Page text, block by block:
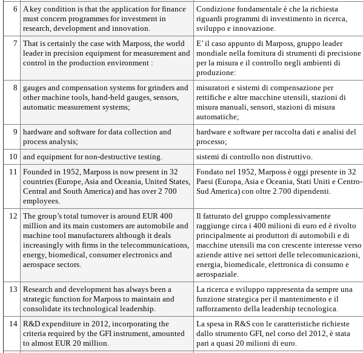
6
A key condition is that the application for finance
must concern programmes for investment in
research, development and innovation.
Condizione fondamentale è che la richiesta
riguardi programmi di investimento in ricerca,
sviluppo e innovazione.
7
That is certainly the case with Marposs, the world
leader in precision equipment for measurement and
control in the production environment :
E’ il caso appunto di Marposs, gruppo leader
mondiale nella fornitura di strumenti di precisione
per la misura e il controllo negli ambienti di
produzione:
8
gauges and compensation systems for grinders and
other machine tools, hand-held gauges, sensors,
automatic measurement systems;
misuratori e sistemi di compensazione per
rettifiche e altre macchine utensili, stazioni di
misura manuali, sensori, stazioni di misura
automatiche;
9
hardware and software for data collection and
process analysis;
hardware e software per raccolta dati e analisi del
processo;
10
and equipment for non-destructive testing.
sistemi di controllo non distruttivo.
11
Founded in 1952, Marposs is now present in 32
countries (Europe, Asia and Oceania, United States,
Central and South America) and has over 2 700
employees.
Fondato nel 1952, Marposs è oggi presente in 32
Paesi (Europa, Asia e Oceania, Stati Uniti e Centro-
Sud America) con oltre 2.700 dipendenti.
12
The group’s total turnover is around EUR 400
million and its main customers are automobile and
machine tool manufacturers although it deals
increasingly with firms in the telecommunications,
energy, biomedical, consumer electronics and
aerospace sectors.
Il fatturato del gruppo complessivamente
raggiunge circa i 400 milioni di euro ed è rivolto
principalmente ai produttori di automobili e di
macchine utensili ma con crescente interesse verso
aziende attive nei settori delle telecomunicazioni,
energia, biomedicale, elettronica di consumo e
aerospaziale.
13
Research and development has always been a
strategic function for Marposs to maintain and
consolidate its technological leadership.
La ricerca e sviluppo rappresenta da sempre una
funzione strategica per il mantenimento e il
rafforzamento della leadership tecnologica.
14 R&D expenditure in 2012, incorporating the
criteria required by the GFI instrument, amounted
to almost EUR 20 million.
La spesa in R&S con le caratteristiche richieste
dallo strumento GFI, nel corso del 2012, è stata
pari a quasi 20 milioni di euro.